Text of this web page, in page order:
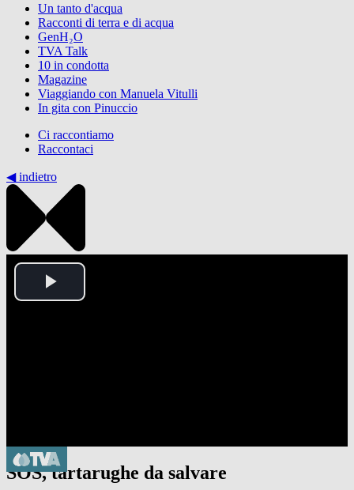
Un tanto d'acqua
Racconti di terra e di acqua
GenH₂O
TVA Talk
10 in condotta
Magazine
Viaggiando con Manuela Vitulli
In gita con Pinuccio
Ci raccontiamo
Raccontaci
◀︎ indietro
Play
SOS, tartarughe da salvare